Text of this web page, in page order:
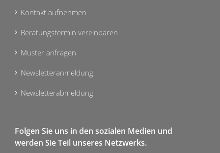
Kontakt aufnehmen
Beratungstermin vereinbaren
Muster anfragen
Newsletteranmeldung
Newsletterabmeldung
Folgen Sie uns in den sozialen Medien und
werden Sie Teil unseres Netzwerks.